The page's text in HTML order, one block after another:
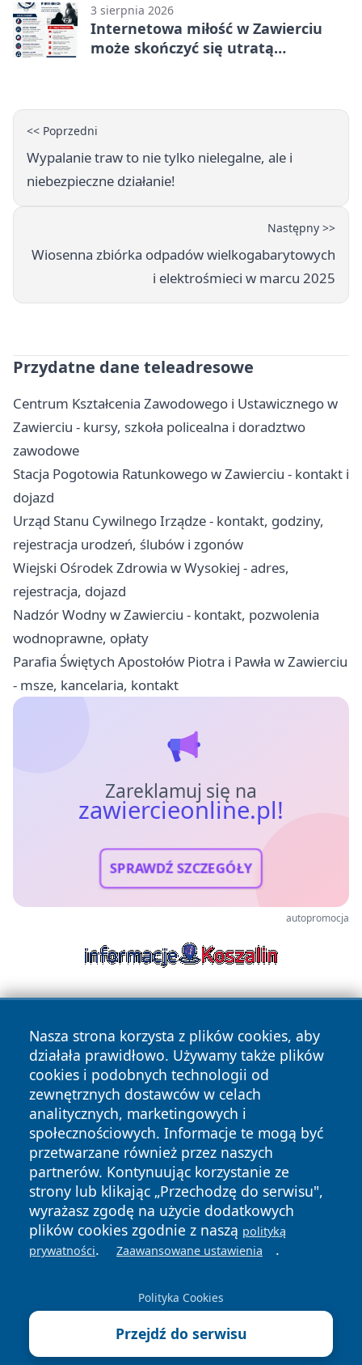
3 sierpnia 2026
Internetowa miłość w Zawierciu
może skończyć się utratą
<< Poprzedni
Wypalanie traw to nie tylko nielegalne, ale i
niebezpieczne działanie!
Następny >>
Wiosenna zbiórka odpadów wielkogabarytowych
i elektrośmieci w marcu 2025
Przydatne dane teleadresowe
Centrum Kształcenia Zawodowego i Ustawicznego w
Zawierciu - kursy, szkoła policealna i doradztwo
zawodowe
Stacja Pogotowia Ratunkowego w Zawierciu - kontakt i
dojazd
Urząd Stanu Cywilnego Irządze - kontakt, godziny,
rejestracja urodzeń, ślubów i zgonów
Wiejski Ośrodek Zdrowia w Wysokiej - adres,
rejestracja, dojazd
Nadzór Wodny w Zawierciu - kontakt, pozwolenia
wodnoprawne, opłaty
Parafia Świętych Apostołów Piotra i Pawła w Zawierciu
- msze, kancelaria, kontakt
Zareklamuj się na
zawiercieonline.pl!
SPRAWDŹ SZCZEGÓŁY
autopromocja
Nasza strona korzysta z plików cookies, aby
działała prawidłowo. Używamy także plików
cookies i podobnych technologii od
zewnętrznych dostawców w celach
analitycznych, marketingowych i
społecznościowych. Informacje te mogą być
przetwarzane również przez naszych
partnerów. Kontynuując korzystanie ze
strony lub klikając „Przechodzę do serwisu",
wyrażasz zgodę na użycie dodatkowych
plików cookies zgodnie z naszą polityką
prywatności. Zaawansowane ustawienia .
Polityka Cookies
Przejdź do serwisu
Copyright © 2026 zawiercieonline.pl Wszystkie prawa
zastrzeżone.
News Autorzy
Polityka
Prywatności
Polityka
Cookies